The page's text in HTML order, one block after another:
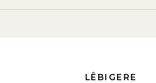
LÊBIGERE